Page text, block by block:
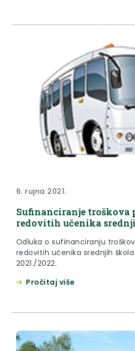
6. rujna 2021.
Sufinanciranje troškova
redovitih učenika
Odluka o sufinanciranju
redovitih učenika srednjih
2021./2022.
Pročitaj više